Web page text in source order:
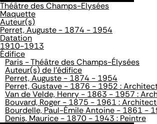
Théâtre des Champs-Elysées
Maquette
Auteur(s)
Perret, Auguste - 1874 - 1954
Datation
1910-1913
Édifice
Paris - Théâtre des Champs-Élysées
Auteur(s) de l'édifice
Perret, Auguste - 1874 - 1954
Perret, Gustave - 1876 - 1952 :
Van de Velde, Henry - 1863 - 1957 :
Bouvard, Roger - 1875 - 1961 :
Bourdelle, Paul-Émile Antoine - 1861 -
Denis, Maurice - 1870 - 1943 : Peintre